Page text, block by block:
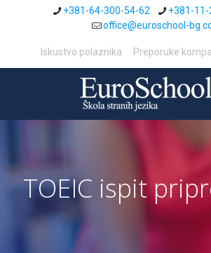
+381-64-300-54-62
+381-11-
office@euroschool-
Iskustvo polaznika Preporuke
TOEIC ispit